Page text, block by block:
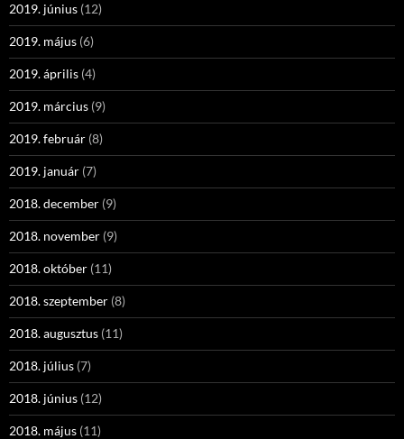
2019. június (12)
2019. május (6)
2019. április (4)
2019. március (9)
2019. február (8)
2019. január (7)
2018. december (9)
2018. november (9)
2018. október (11)
2018. szeptember (8)
2018. augusztus (11)
2018. július (7)
2018. június (12)
2018. május (11)